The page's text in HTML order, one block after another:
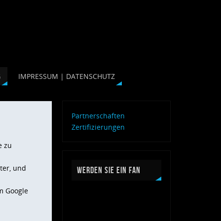
IMPRESSUM | DATENSCHUTZ
zu
und
Google
Partnerschaften
Zertifizierungen
WERDEN SIE EIN FAN